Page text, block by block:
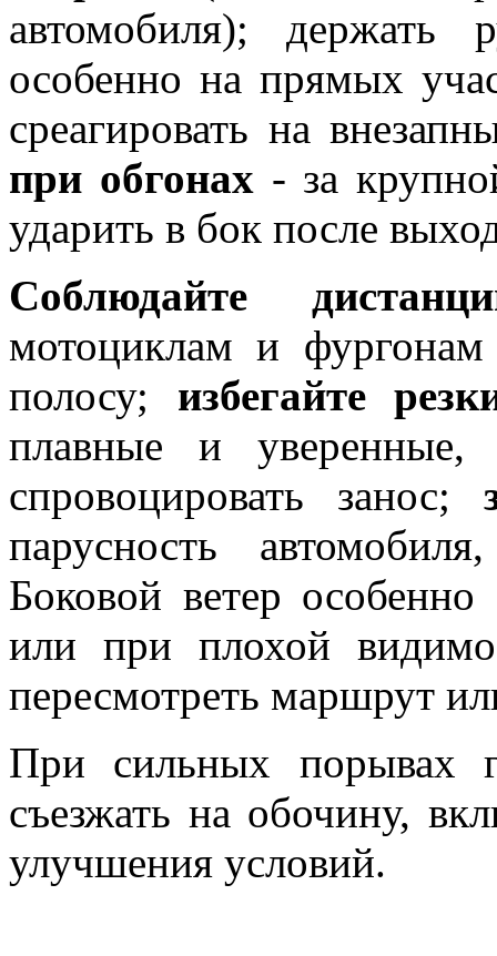
автомобиля); держать
особенно на прямых
среагировать на
при обгонах - за
ударить в бок после
Соблюдайте
мотоциклам и
полосу; избегайте
плавные и уверенные,
спровоцировать занос;
парусность
Боковой ветер
или при плохой
пересмотреть маршрут
При сильных порывах
съезжать на обочину,
улучшения условий.